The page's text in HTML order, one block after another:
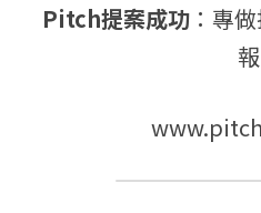
Pitch提案成功：專
報